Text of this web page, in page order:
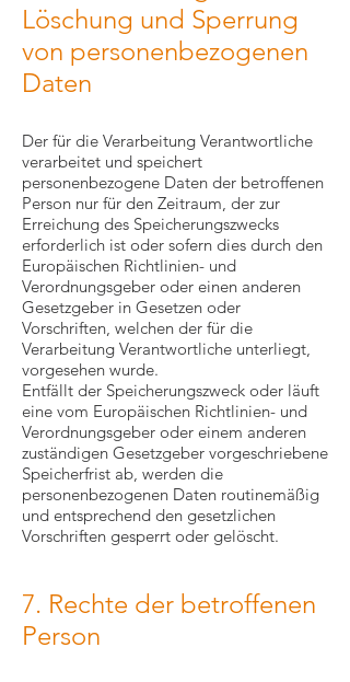
Löschung und Sperrung
von personenbezogenen
Daten
Der für die Verarbeitung Verantwortliche
verarbeitet und speichert
personenbezogene Daten der betroffenen
Person nur für den Zeitraum, der zur
Erreichung des Speicherungszwecks
erforderlich ist oder sofern dies durch den
Europäischen Richtlinien- und
Verordnungsgeber oder einen anderen
Gesetzgeber in Gesetzen oder
Vorschriften, welchen der für die
Verarbeitung Verantwortliche unterliegt,
vorgesehen wurde.
Entfällt der Speicherungszweck oder läuft
eine vom Europäischen Richtlinien- und
Verordnungsgeber oder einem anderen
zuständigen Gesetzgeber vorgeschriebene
Speicherfrist ab, werden die
personenbezogenen Daten routinemäßig
und entsprechend den gesetzlichen
Vorschriften gesperrt oder gelöscht.
7. Rechte der betroffenen
Person